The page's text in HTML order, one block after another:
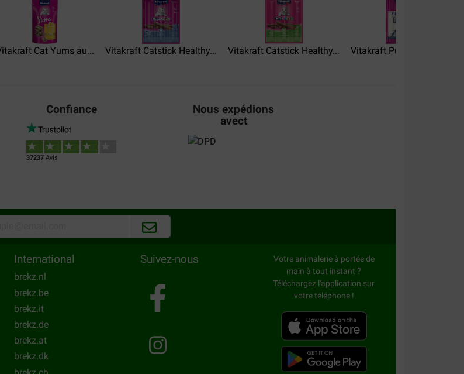
Cat Yums au... Vitakraft Catstick Healthy... Vitakraft Catstick Healthy... Vitakraft Pure Stick au...
Confiance
37237Avis
Nous expédions
avect
International
brekz.nl
brekz.be
brekz.it
brekz.de
brekz.at
brekz.dk
Suivez-nous
Votre animalerie à portée de
main à tout instant ?
Téléchargez l'application sur
votre téléphone !